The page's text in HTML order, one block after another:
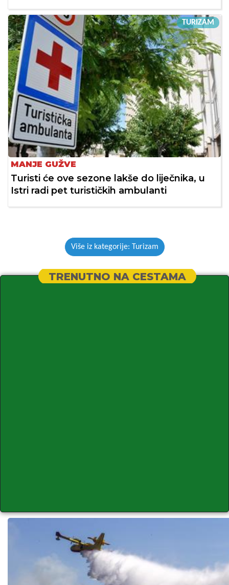
TURIZAM
MANJE GUŽVE
Turisti će ove sezone lakše do liječnika, u
Istri radi pet turističkih ambulanti
Više iz kategorije: Turizam
TRENUTNO NA CESTAMA